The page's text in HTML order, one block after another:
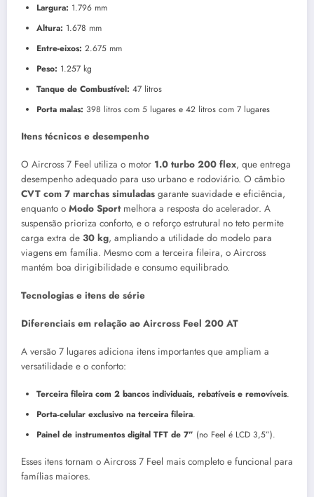
Largura: 1.796 mm
Altura: 1.678 mm
Entre-eixos: 2.675 mm
Peso: 1.257 kg
Tanque de Combustível: 47 litros
Porta malas: 398 litros com 5 lugares e 42 litros com 7 lugares
Itens técnicos e desempenho
O Aircross 7 Feel utiliza o motor 1.0 turbo 200 flex, que entrega
desempenho adequado para uso urbano e rodoviário. O câmbio
CVT com 7 marchas simuladas garante suavidade e eficiência,
enquanto o Modo Sportmelhora a resposta do acelerador. A
suspensão prioriza conforto, e o reforço estrutural no teto permite
carga extra de 30 kg, ampliando a utilidade do modelo para
viagens em família. Mesmo com a terceira fileira, o Aircross
mantém boa dirigibilidade e consumo equilibrado.
Tecnologias e itens de série
Diferenciais em relação ao Aircross Feel 200 AT
A versão 7 lugares adiciona itens importantes que ampliam a
versatilidade e o conforto:
Terceira fileira com 2 bancos individuais, rebatíveis e removíveis.
Porta‑celular exclusivo na terceira fileira.
Painel de instrumentos digital TFT de 7” (no Feel é LCD 3,5”).
Esses itens tornam o Aircross 7 Feel mais completo e funcional para
famílias maiores.